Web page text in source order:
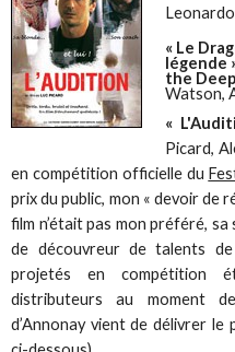
« Le
légende
the
Watson,
«
Picard,
en compétition officielle du
prix du public, mon « devoir de
film n’était pas mon préféré,
de découvreur de talents
projetés en compétition
distributeurs au moment
d’Annonay vient de délivrer